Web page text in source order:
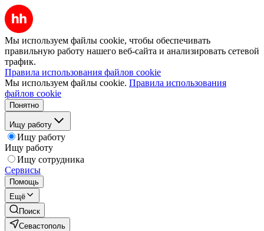
Мы используем файлы cookie, чтобы обеспечивать
правильную работу нашего веб-сайта и анализировать сетевой
трафик.
Правила использования файлов cookie
Мы используем файлы cookie. Правила использования
файлов cookie
Понятно
Ищу работу
Ищу работу
Ищу работу
Ищу сотрудника
Сервисы
Помощь
Ещё
Поиск
Севастополь